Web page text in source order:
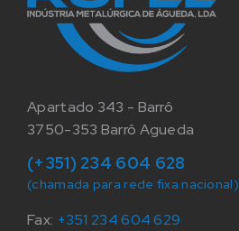
Apartado 343 - Barrô
3750-353 Barrô Agueda
(+351) 234 604 628
(chamada para rede fixa nacional)
Fax: +351 234 604 629